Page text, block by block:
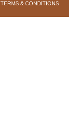
TERMS & CONDITIONS